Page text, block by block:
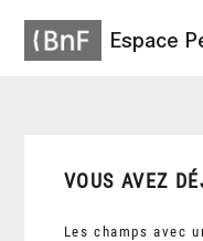
Espace
VOUS AVEZ
Les champs avec